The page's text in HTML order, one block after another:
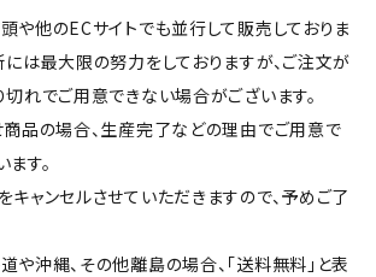
他のECサイトでも並行して販売しておりま
は最大限の努力をしておりますが、ご注文が
れでご用意できない場合がございます。
品の場合、生産完了などの理由でご用意で
す。
ャンセルさせていただきますので、予めご了
沖縄、その他離島の場合、「送料無料」と表